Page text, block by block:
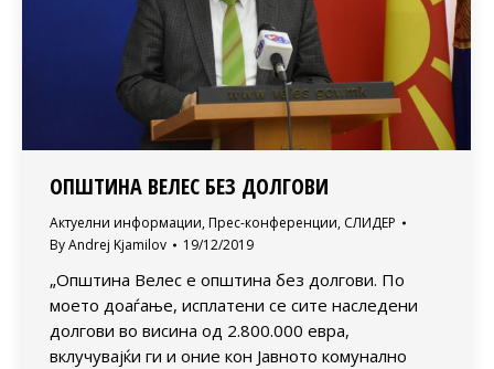
ОПШТИНА ВЕЛЕС БЕЗ ДОЛГОВИ
Актуелни информации, Прес-конференции, СЛИДЕР
ByAndrej Kjamilov 19/12/2019
„Општина Велес е општина без долгови. По
моето доаѓање, исплатени се сите наследени
долгови во висина од 2.800.000 евра,
вклучувајќи ги и оние кон Јавното комунално